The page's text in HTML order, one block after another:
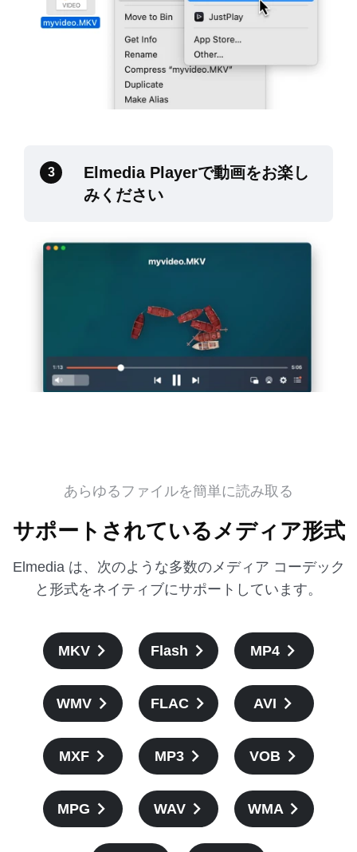
3
Elmedia Playerで動画をお楽し
みください
あらゆるファイルを簡単に読み取る
サポートされているメディア形式
Elmedia は、次のような多数のメディア コーデック
と形式をネイティブにサポートしています。
MKV Flash MP4
WMV FLAC AVI
MXF MP3 VOB
MPG WAV WMA